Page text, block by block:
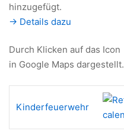
hinzugefügt.
-> Details dazu
Durch Klicken auf das Icon
in Google Maps dargestellt.
Kinderfeuerwehr